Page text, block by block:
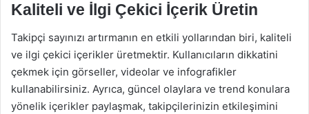
Kaliteli ve İlgi Çekici İçerik Üretin
Takipçi sayınızı artırmanın en etkili yollarından biri, kaliteli
ve ilgi çekici içerikler üretmektir. Kullanıcıların dikkatini
çekmek için görseller, videolar ve infografikler
kullanabilirsiniz. Ayrıca, güncel olaylara ve trend konulara
yönelik içerikler paylaşmak, takipçilerinizin etkileşimini